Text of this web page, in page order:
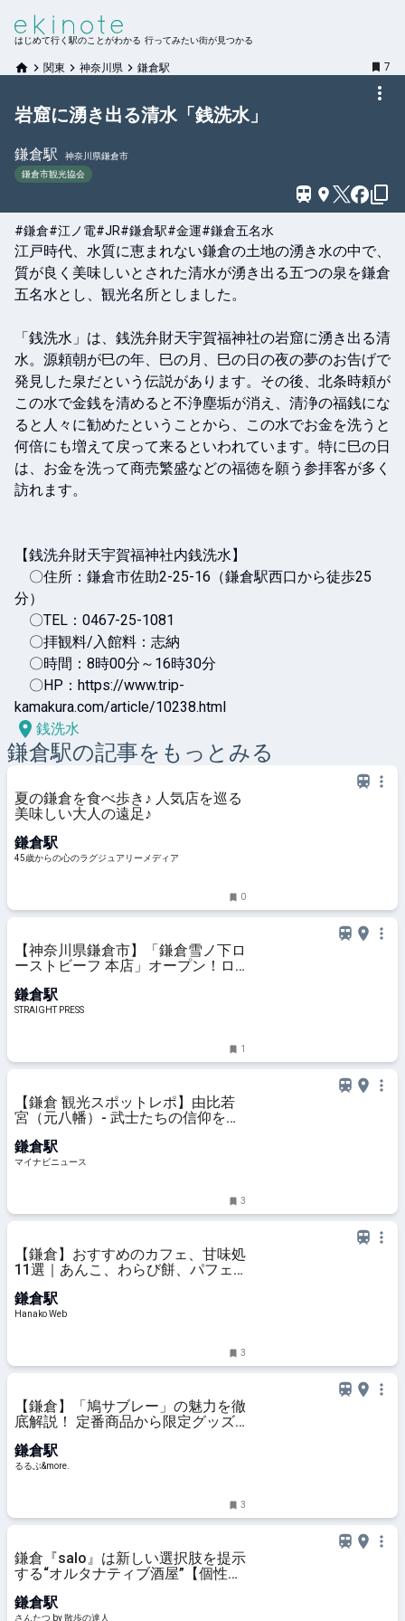
はじめて行く駅のことがわかる 行ってみたい街が見つかる
関東 神奈川県 鎌倉駅 7
岩窟に湧き出る清水「銭洗水」
鎌倉駅
神奈川県鎌倉市
鎌倉市観光協会
#鎌倉#江ノ電#JR#鎌倉駅#金運#鎌倉五名水
江戸時代、水質に恵まれない鎌倉の土地の湧き水の中で、
質が良く美味しいとされた清水が湧き出る五つの泉を鎌倉
五名水とし、観光名所としました。
「銭洗水」は、銭洗弁財天宇賀福神社の岩窟に湧き出る清
水。源頼朝が巳の年、巳の月、巳の日の夜の夢のお告げで
発見した泉だという伝説があります。その後、北条時頼が
この水で金銭を清めると不浄塵垢が消え、清浄の福銭にな
ると人々に勧めたということから、この水でお金を洗うと
何倍にも増えて戻って来るといわれています。特に巳の日
は、お金を洗って商売繁盛などの福徳を願う参拝客が多く
訪れます。
【銭洗弁財天宇賀福神社内銭洗水】
〇住所：鎌倉市佐助2-25-16（鎌倉駅西口から徒歩25
分）
〇TEL：0467-25-1081
〇拝観料/入館料：志納
〇時間：8時00分～16時30分
〇HP：https://www.trip-
kamakura.com/article/10238.html
銭洗水
鎌倉駅の記事をもっとみる
夏の鎌倉を食べ歩き♪ 人気店を巡る
美味しい大人の遠足♪
鎌倉駅
45歳からの心のラグジュアリーメディア
0
【神奈川県鎌倉市】「鎌倉雪ノ下ロ
ーストビーフ 本店」オープン！ロ
能
鎌倉駅
STRAIGHT PRESS
1
【鎌倉 観光スポットレポ】由比若
宮（元八幡）- 武士たちの信仰を集
鎌倉駅
マイナビニュース
3
【鎌倉】おすすめのカフェ、甘味処
11選｜あんこ、わらび餅、パフェ
鎌倉駅
Hanako Web
3
【鎌倉】「鳩サブレー」の魅力を徹
底解説！ 定番商品から限定グッズ
鎌倉駅
るるぶ&more.
3
鎌倉『salo』は新しい選択肢を提示
する“オルタナティブ酒屋”【個性派
by 散歩の達人
鎌倉駅
さんたつ by 散歩の達人